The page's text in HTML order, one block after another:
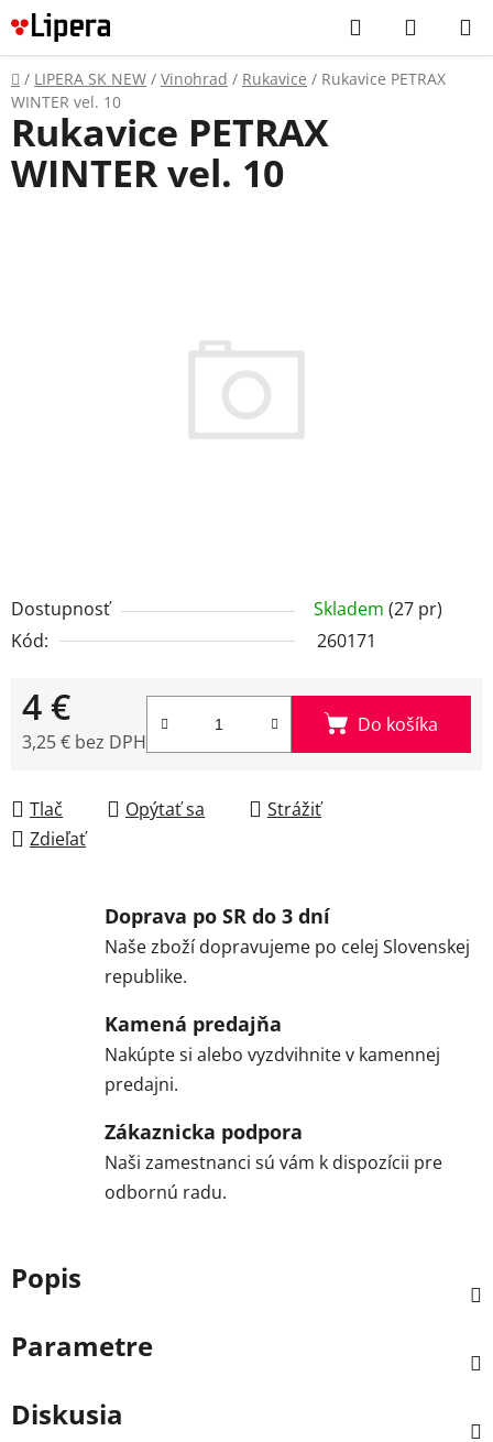
Prejsť
na
obsah
Hľadať
KOŠÍK
Domov
/ LIPERA SK NEW / Vinohrad / Rukavice / Rukavice PETRAX
WINTER vel. 10
Dostupnosť Skladem (27 pr)
Kód:
260171
4 €
3,25 € bez DPH
Do košíka
Tlač Opýtať sa
Strážiť
Zdieľať
Rukavice PETRAX
WINTER vel. 10
Doprava po SR do 3 dní
Naše zboží dopravujeme po celej Slovenskej
republike.
Kamená predajňa
Nakúpte si alebo vyzdvihnite v kamennej
predajni.
Zákaznicka podpora
Naši zamestnanci sú vám k dispozícii pre
odbornú radu.
Popis
Parametre
Diskusia